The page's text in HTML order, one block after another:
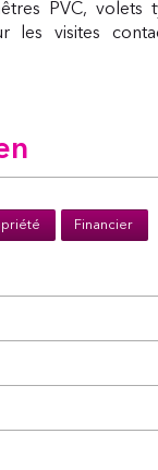
PVC, volets
visites
Financier